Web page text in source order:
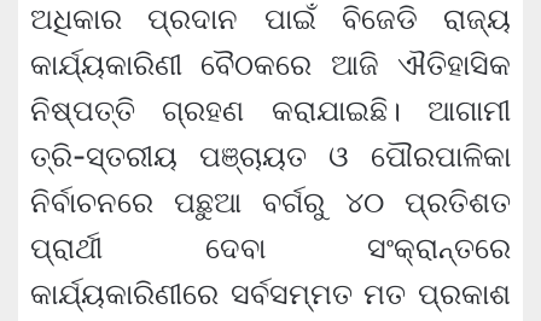
ଅଧିକାର ପ୍ରଦାନ ପାଇଁ ବିଜେଡି ରାଜ୍ୟ
କାର୍ଯ୍ୟକାରିଣୀ ବୈଠକରେ ଆଜି ଐତିହାସିକ
ନିଷ୍ପତ୍ତି ଗ୍ରହଣ କରାଯାଇଛି। ଆଗାମୀ
ତ୍ରି-ସ୍ତରୀୟ ପଞ୍ଚାୟତ ଓ ପୌରପାଳିକା
ନିର୍ବାଚନରେ ପଛୁଆ ବର୍ଗରୁ ୪୦ ପ୍ରତିଶତ
ପ୍ରାର୍ଥୀ ଦେବା ସଂକ୍ରାନ୍ତରେ
କାର୍ଯ୍ୟକାରିଣୀରେ ସର୍ବସମ୍ମତ ମତ ପ୍ରକାଶ